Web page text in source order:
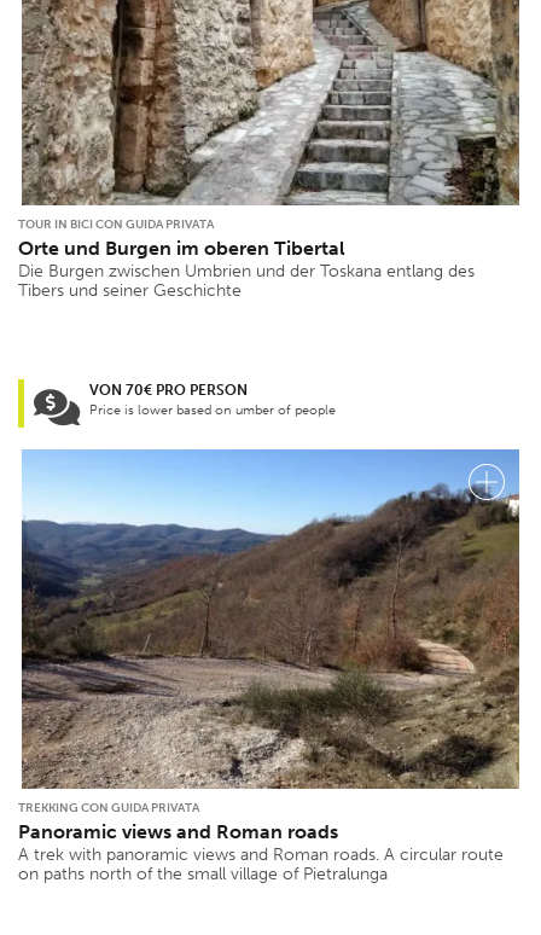
TOUR IN BICI CON GUIDA PRIVATA
Orte und Burgen im oberen Tibertal
Die Burgen zwischen Umbrien und der Toskana entlang des
Tibers und seiner Geschichte
VON 70€ PRO PERSON
Price is lower based on umber of people
TREKKING CON GUIDA PRIVATA
Panoramic views and Roman roads
A trek with panoramic views and Roman roads. A circular route
on paths north of the small village of Pietralunga